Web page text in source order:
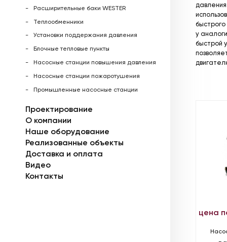
Расширительные баки WESTER
Теплообменники
Установки поддержания давления
Блочные тепловые пункты
Насосные станции повышения давления
Насосные станции пожаротушения
Промышленные насосные станции
Проектирование
О компании
Наше оборудование
Реализованные объекты
Доставка и оплата
Видео
Контакты
у
быстрой
цена